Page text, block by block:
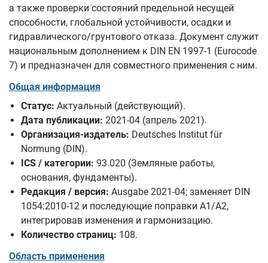
а также проверки состояний предельной несущей
способности, глобальной устойчивости, осадки и
гидравлического/грунтового отказа. Документ служит
национальным дополнением к DIN EN 1997-1 (Eurocode
7) и предназначен для совместного применения с ним.
Общая информация
Статус: Актуальный (действующий).
Дата публикации: 2021-04 (апрель 2021).
Организация-издатель: Deutsches Institut für
Normung (DIN).
ICS / категории: 93.020 (Земляные работы,
основания, фундаменты).
Редакция / версия: Ausgabe 2021-04; заменяет DIN
1054:2010-12 и последующие поправки A1/A2,
интегрировав изменения и гармонизацию.
Количество страниц: 108.
Область применения